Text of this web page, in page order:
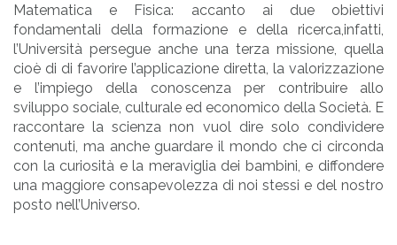
Matematica e Fisica: accanto ai due obiettivi
fondamentali della formazione e della ricerca,infatti,
l’Università persegue anche una terza missione, quella
cioè di di favorire l’applicazione diretta, la valorizzazione
e l’impiego della conoscenza per contribuire allo
sviluppo sociale, culturale ed economico della Società. E
raccontare la scienza non vuol dire solo condividere
contenuti, ma anche guardare il mondo che ci circonda
con la curiosità e la meraviglia dei bambini, e diffondere
una maggiore consapevolezza di noi stessi e del nostro
posto nell’Universo.